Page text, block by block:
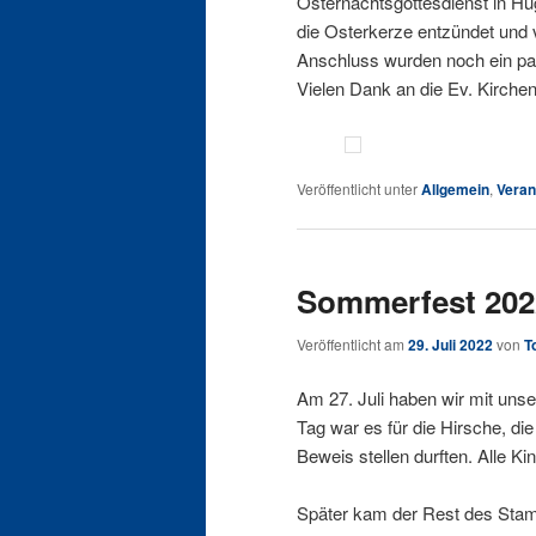
die Osterkerze entzündet und
Anschluss wurden noch ein
Vielen Dank an die Ev.
Veröffentlicht unterAllgemein,
Sommerfest
Veröffentlicht am 29. Juli 2022von
Am 27. Juli haben wir mit
Tag war es für die Hirsche,
Beweis stellen durften. Alle
Später kam der Rest des